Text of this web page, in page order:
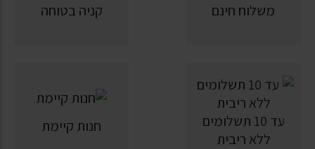
משלוח חינם קניה בטוחה
עד 10 תשלומים
ללא ריבית
חנות קיימת